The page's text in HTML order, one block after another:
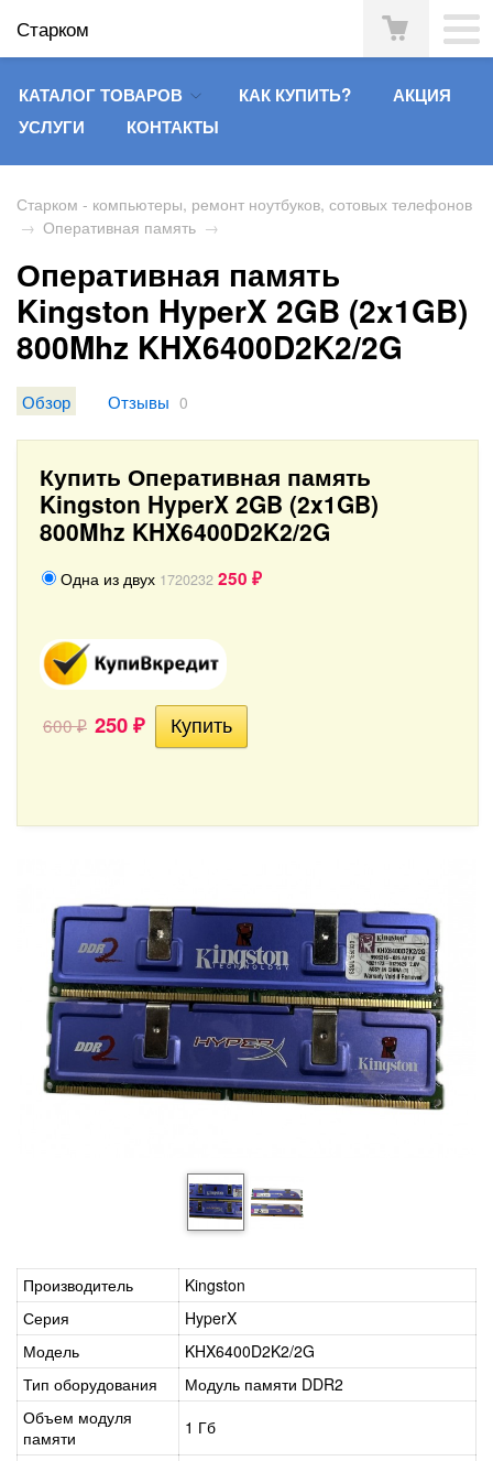
Старком
КАТАЛОГ ТОВАРОВ КАК КУПИТЬ?
АКЦИЯ
УСЛУГИ
КОНТАКТЫ
Старком - компьютеры, ремонт ноутбуков, сотовых телефонов
→ Оперативная память →
Оперативная память
Kingston HyperX 2GB (2x1GB)
800Mhz KHX6400D2K2/2G
Обзор Отзывы 0
Купить Оперативная память
Kingston HyperX 2GB (2x1GB)
800Mhz KHX6400D2K2/2G
Одна из двух 1720232 250 ₽
600₽ 250 ₽
Производитель
Kingston
Серия
HyperX
Модель
KHX6400D2K2/2G
Тип оборудования
Модуль памяти DDR2
Объем модуля
памяти
1 Гб